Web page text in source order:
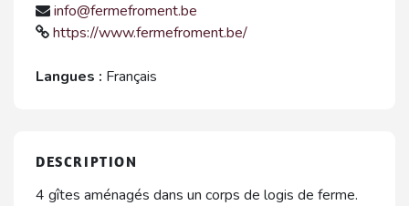
info@fermefroment.be
https://www.fermefroment.be/
Langues : Français
DESCRIPTION
4 gîtes aménagés dans un corps de logis de ferme.